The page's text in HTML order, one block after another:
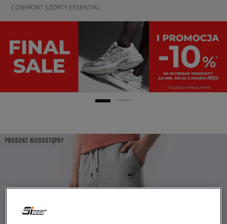
CONFRONT SZORTY ESSENTIAL
PRODUKT NIEDOSTĘPNY